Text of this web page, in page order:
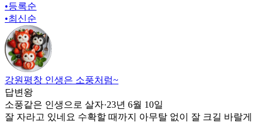
•등록순
•최신순
강원평창 인생은 소풍처럼~
답변왕
소풍같은 인생으로 살자·23년 6월 10일
잘 자라고 있네요 수확할 때까지 아무탈 없이 잘 크길 바랄게